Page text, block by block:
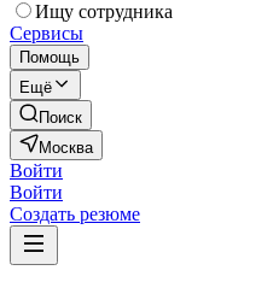
Ищу сотрудника
Сервисы
Помощь
Ещё
Поиск
Москва
Войти
Войти
Создать резюме